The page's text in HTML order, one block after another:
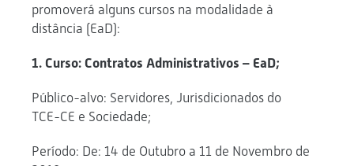
promoverá alguns cursos na modalidade à
distância (EaD):
1. Curso: Contratos Administrativos – EaD;
Público-alvo: Servidores, Jurisdicionados do
TCE-CE e Sociedade;
Período: De: 14 de Outubro a 11 de Novembro de